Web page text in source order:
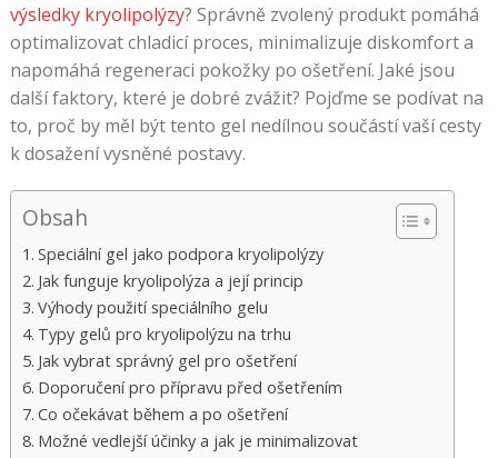
výsledky kryolipolýzy? Správně zvolený produkt pomáhá
optimalizovat chladicí proces, minimalizuje diskomfort a
napomáhá regeneraci pokožky po ošetření. Jaké jsou
další faktory, které je dobré zvážit? Pojďme se podívat na
to, proč by měl být tento gel nedílnou součástí vaší cesty
k dosažení vysněné postavy.
Obsah
Speciální gel jako podpora kryolipolýzy
Jak funguje kryolipolýza a její princip
Výhody použití speciálního gelu
Typy gelů pro kryolipolýzu na trhu
Jak vybrat správný gel pro ošetření
Doporučení pro přípravu před ošetřením
Co očekávat během a po ošetření
Možné vedlejší účinky a jak je minimalizovat